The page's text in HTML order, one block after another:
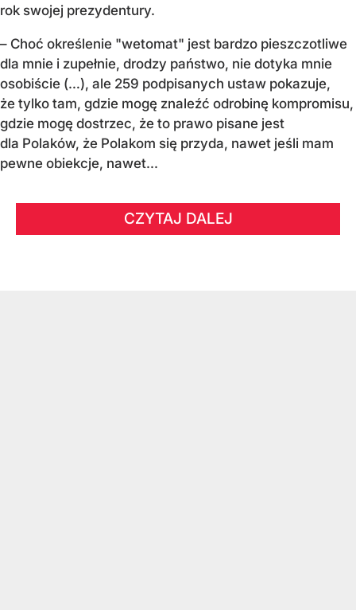
rok swojej prezydentury.
– Choć określenie "wetomat" jest bardzo pieszczotliwe
dla mnie i zupełnie, drodzy państwo, nie dotyka mnie
osobiście (…), ale 259 podpisanych ustaw pokazuje,
że tylko tam, gdzie mogę znaleźć odrobinę kompromisu,
gdzie mogę dostrzec, że to prawo pisane jest
dla Polaków, że Polakom się przyda, nawet jeśli mam
pewne obiekcje, nawet...
CZYTAJ DALEJ